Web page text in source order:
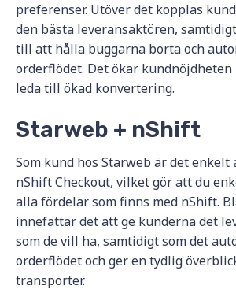
preferenser. Utöver det kopplas
den bästa leveransaktören,
till att hålla buggarna borta och
orderflödet. Det ökar kundnöjdheten
leda till ökad konvertering.
Starweb + nShift
Som kund hos Starweb är det enkelt
nShift Checkout, vilket gör att du
alla fördelar som finns med nShift.
innefattar det att ge kunderna det
som de vill ha, samtidigt som det
orderflödet och ger en tydlig
transporter.